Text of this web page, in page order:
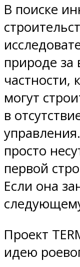
В поиске
природе за
частности,
могут
в
просто
первой
Если она
Проект
идею